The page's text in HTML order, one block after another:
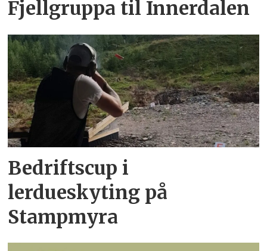
Fjellgruppa til Innerdalen
Bedriftscup i
lerdueskyting på
Stampmyra